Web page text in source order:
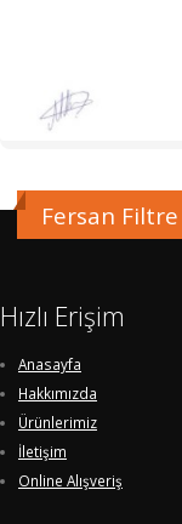
Fersan Filtre
Hızlı Erişim
Anasayfa
Hakkımızda
Ürünlerimiz
İletişim
Online Alışveriş